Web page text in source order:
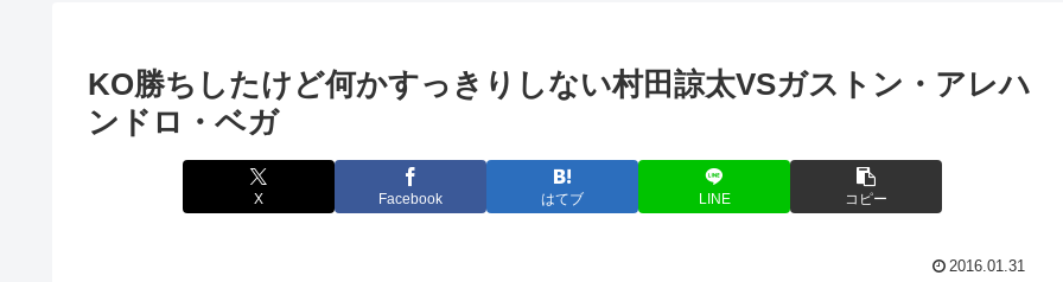
KO勝ちしたけど何かすっきりしない村田諒太VSガストン・アレハ
ンドロ・ベガ
X Facebook はてブ LINE コピー
2016.01.31